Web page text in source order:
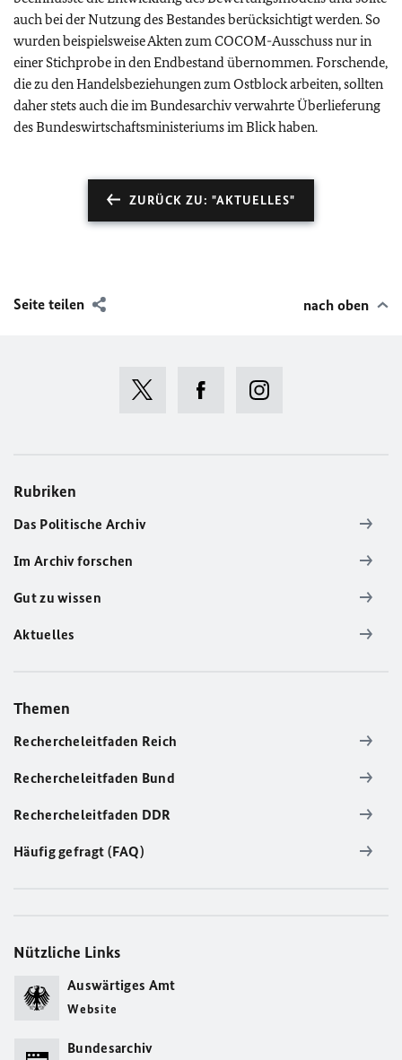
auch bei der Nutzung des Bestandes berücksichtigt werden. So
wurden beispielsweise Akten zum COCOM-Ausschuss nur in
einer Stichprobe in den Endbestand übernommen. Forschende,
die zu den Handelsbeziehungen zum Ostblock arbeiten, sollten
daher stets auch die im Bundesarchiv verwahrte Überlieferung
des Bundeswirtschaftsministeriums im Blick haben.
ZURÜCK ZU: "AKTUELLES"
Seite teilen nach oben
Rubriken
Das Politische Archiv
Im Archiv forschen
Gut zu wissen
Aktuelles
Themen
Rechercheleitfaden Reich
Rechercheleitfaden Bund
Rechercheleitfaden DDR
Häufig gefragt (FAQ)
Nützliche Links
Auswärtiges Amt
Website
Bundesarchiv